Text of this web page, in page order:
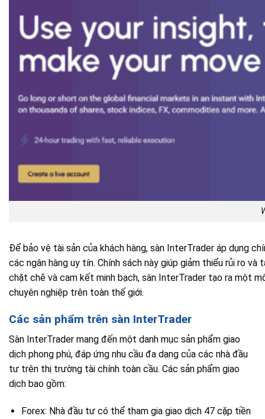
Để bảo vệ tài sản của khách hàng, sàn InterTrader áp dụng
các ngân hàng uy tín. Chính sách này giúp giảm thiểu rủi ro
chặt chẽ và cam kết minh bạch, sàn InterTrader tạo ra một
chuyên nghiệp trên toàn thế giới.
Các sản phẩm trên sàn InterTrader
Sàn InterTrader mang đến một danh mục sản phẩm giao
dịch phong phú, đáp ứng nhu cầu đa dạng của các nhà đầu
tư trên thị trường tài chính toàn cầu. Các sản phẩm giao
dịch bao gồm:
Forex: Nhà đầu tư có thể tham gia giao dịch 47 cặp tiền